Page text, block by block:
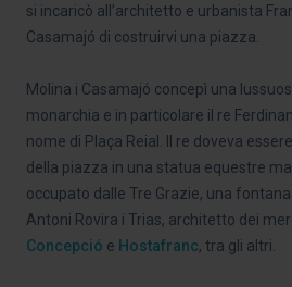
si incaricò all’architetto e urbanista
Casamajó di costruirvi una piazza.
Molina i Casamajó concepì una
monarchia e in particolare il re
nome di Plaça Reial. Il re doveva
della piazza in una statua equestre
occupato dalle Tre Grazie, una
Antoni Rovira i Trias, architetto dei
Concepció e Hostafranc, tra gli altri.